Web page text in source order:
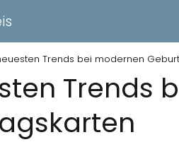
Trends bei modernen
Trends